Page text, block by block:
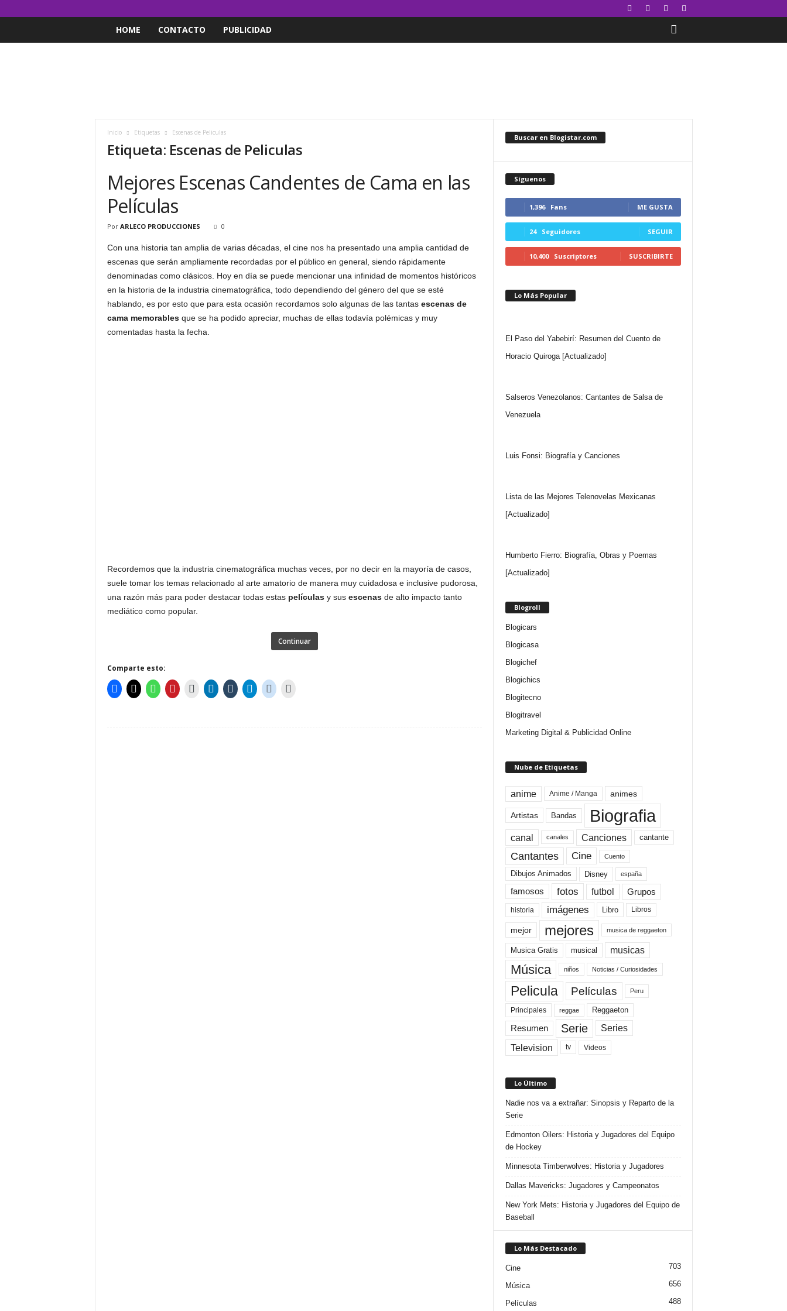
HOME CONTACTO PUBLICIDAD
Inicio Etiquetas Escenas de Peliculas
Etiqueta: Escenas de Peliculas
Mejores Escenas Candentes de Cama en las
Películas
Por ARLECO PRODUCCIONES 0
Con una historia tan amplia de varias décadas, el cine nos ha presentado una amplia cantidad de
escenas que serán ampliamente recordadas por el público en general, siendo rápidamente
denominadas como clásicos. Hoy en día se puede mencionar una infinidad de momentos históricos
en la historia de la industria cinematográfica, todo dependiendo del género del que se esté
hablando, es por esto que para esta ocasión recordamos solo algunas de las tantas escenas de
cama memorablesque se ha podido apreciar, muchas de ellas todavía polémicas y muy
comentadas hasta la fecha.
Recordemos que la industria cinematográfica muchas veces, por no decir en la mayoría de casos,
suele tomar los temas relacionado al arte amatorio de manera muy cuidadosa e inclusive pudorosa,
una razón más para poder destacar todas estas películasy sus escenasde alto impacto tanto
mediático como popular.
Continuar
Comparte esto:
Buscar en Blogistar.com
Síguenos
1,396 Fans ME GUSTA
24 Seguidores SEGUIR
10,400 Suscriptores SUSCRIBIRTE
Lo Más Popular
El Paso del Yabebirí: Resumen del Cuento de
Horacio Quiroga [Actualizado]
Salseros Venezolanos: Cantantes de Salsa de
Venezuela
Luis Fonsi: Biografía y Canciones
Lista de las Mejores Telenovelas Mexicanas
[Actualizado]
Humberto Fierro: Biografía, Obras y Poemas
[Actualizado]
Blogroll
Blogicars
Blogicasa
Blogichef
Blogichics
Blogitecno
Blogitravel
Marketing Digital & Publicidad Online
Nube de Etiquetas
anime Anime / Manga animes
Artistas Bandas Biografia
canal canales Canciones cantante
Cantantes Cine Cuento
Dibujos Animados Disney españa
famosos fotos futbol Grupos
historia imágenes Libro Libros
mejor mejores musica de reggaeton
Musica Gratis musical musicas
Música niños Noticias / Curiosidades
Pelicula Películas Peru
Principales reggae Reggaeton
Resumen Serie Series
Television tv Videos
Lo Último
Nadie nos va a extrañar: Sinopsis y Reparto de la
Serie
Edmonton Oilers: Historia y Jugadores del Equipo
de Hockey
Minnesota Timberwolves: Historia y Jugadores
Dallas Mavericks: Jugadores y Campeonatos
New York Mets: Historia y Jugadores del Equipo de
Baseball
Lo Más Destacado
Cine 703
Música 656
Películas 488